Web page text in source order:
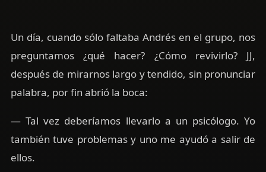
Un día, cuando sólo faltaba Andrés en el grupo, nos
preguntamos ¿qué hacer? ¿Cómo revivirlo? JJ,
después de mirarnos largo y tendido, sin pronunciar
palabra, por fin abrió la boca:
— Tal vez deberíamos llevarlo a un psicólogo. Yo
también tuve problemas y uno me ayudó a salir de
ellos.